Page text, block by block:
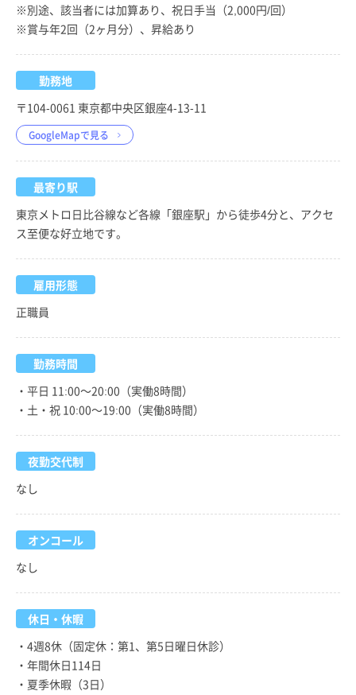
※別途、該当者には加算あり、祝日手当（2,000円/回）
※賞与年2回（2ヶ月分）、昇給あり
勤務地
〒104-0061 東京都中央区銀座4-13-11
GoogleMapで見る
最寄り駅
東京メトロ日比谷線など各線「銀座駅」から徒歩4分と、アクセ
ス至便な好立地です。
雇用形態
正職員
勤務時間
・平日 11:00～20:00（実働8時間）
・土・祝 10:00～19:00（実働8時間）
夜勤交代制
なし
オンコール
なし
休日・休暇
・4週8休（固定休：第1、第5日曜日休診）
・年間休日114日
・夏季休暇（3日）